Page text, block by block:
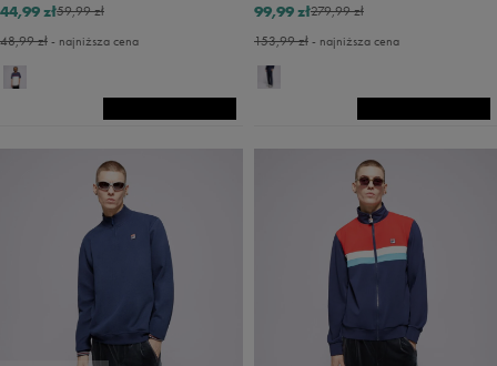
59,99 zł
44,99 zł
48,99 zł- najniższa cena
279,99 zł
99,99 zł
153,99 zł- najniższa cena